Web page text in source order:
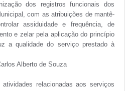
dos registros funcionais dos
com as atribuições de mantê-
assiduidade e frequência, de
e zelar pela aplicação do princípio
a qualidade do serviço prestado à
Alberto de Souza
relacionadas aos serviços